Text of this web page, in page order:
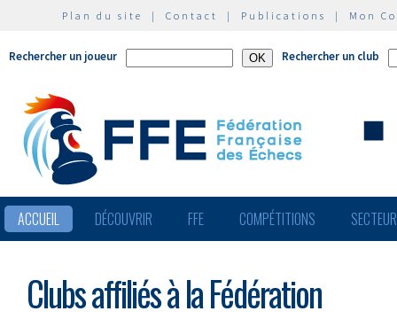
Plan du site | Contact | Publications | Mon
Rechercher un joueur Rechercher un club
ACCUEIL DÉCOUVRIR FFE COMPÉTITIONS
Clubs affiliés à la Fédération